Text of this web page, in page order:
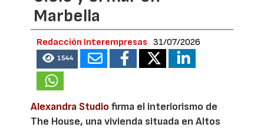
Marbella
Redacción Interempresas 31/07/2026
1544
Alexandra Studio firma el interiorismo de
The House, una vivienda situada en Altos